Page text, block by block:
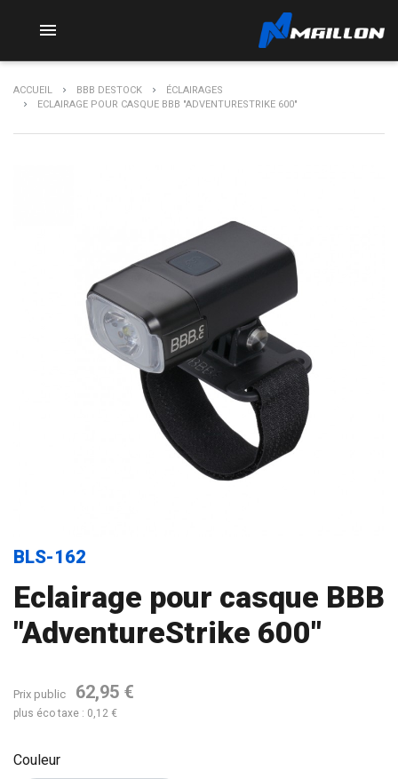

ACCUEIL BBB DESTOCK
ÉCLAIRAGES
ECLAIRAGE POUR CASQUE BBB "ADVENTURESTRIKE 600"
BLS-162
Eclairage pour casque BBB
"AdventureStrike 600"
Prix public 62,95 €
plus éco taxe : 0,12 €
Couleur